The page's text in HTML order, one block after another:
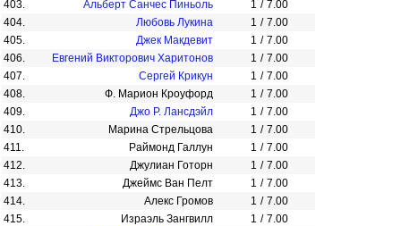
403.
Альберт Санчес Пиньоль 1 / 7.00
404.
Любовь Лукина 1 / 7.00
405.
Джек Макдевит 1 / 7.00
406.
Евгений Викторович Харитонов 1 / 7.00
407.
Сергей Крикун 1 / 7.00
408.
Ф. Марион Кроуфорд 1 / 7.00
409.
Джо Р. Лансдэйл 1 / 7.00
410.
Марина Стрельцова 1 / 7.00
411.
Раймонд Галлун 1 / 7.00
412.
Джулиан Готорн 1 / 7.00
413.
Джеймс Ван Пелт 1 / 7.00
414.
Алекс Громов 1 / 7.00
415.
Израэль Зангвилл 1 / 7.00